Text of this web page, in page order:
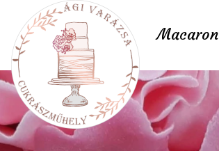
Macaron